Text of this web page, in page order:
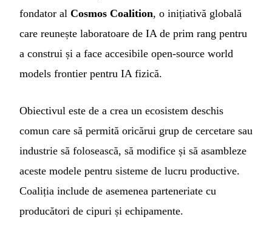
fondator al Cosmos Coalition, o inițiativă globală
care reunește laboratoare de IA de prim rang pentru
a construi și a face accesibile open-source world
models frontier pentru IA fizică.
Obiectivul este de a crea un ecosistem deschis
comun care să permită oricărui grup de cercetare sau
industrie să folosească, să modifice și să asambleze
aceste modele pentru sisteme de lucru productive.
Coaliția include de asemenea parteneriate cu
producători de cipuri și echipamente.